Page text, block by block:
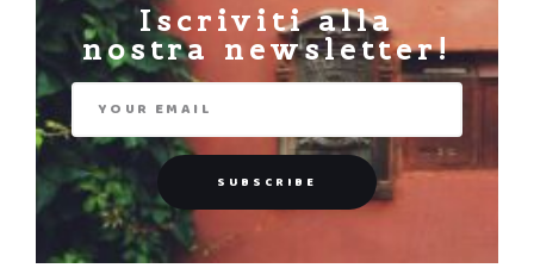
Iscriviti alla
nostra newsletter!